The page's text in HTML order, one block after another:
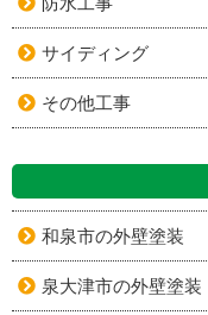
サイディング
その他工事
和泉市の外壁塗装
泉大津市の外壁塗装